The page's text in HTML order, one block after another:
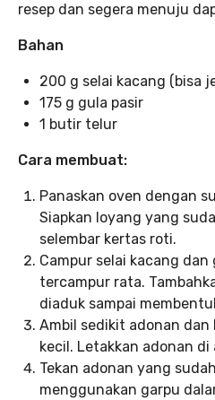
resep dan segera menuju
Bahan
200 g selai kacang (bisa
175 g gula pasir
1 butir telur
Cara membuat:
Panaskan oven dengan
Siapkan loyang yang
selembar kertas roti.
Campur selai kacang
tercampur rata.
diaduk sampai
Ambil sedikit adonan
kecil. Letakkan adonan di
Tekan adonan yang
menggunakan garpu